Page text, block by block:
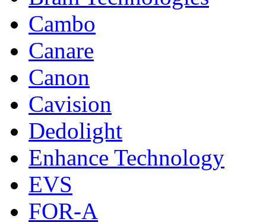
Cambo
Canare
Canon
Cavision
Dedolight
Enhance Technology
EVS
FOR-A